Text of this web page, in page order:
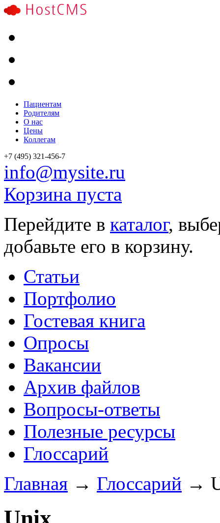
Пациентам
Родителям
О нас
Цены
Коллегам
+7 (495) 321-456-7
info@mysite.ru
Корзина пуста
Перейдите в каталог,
добавьте его в корзину.
Статьи
Портфолио
Гостевая книга
Опросы
Вакансии
Архив файлов
Вопросы-ответы
Полезные ресурсы
Глоссарий
Главная → Глоссарий →